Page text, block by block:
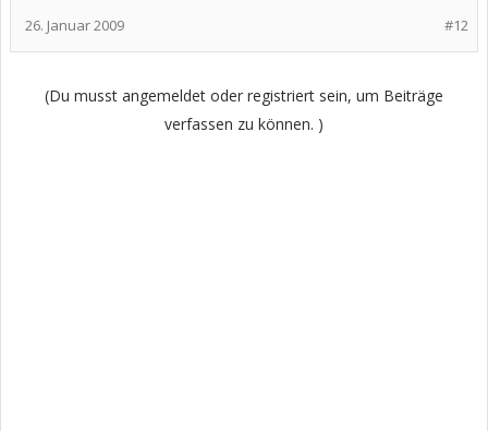
#12
26. Januar 2009
(Du musst angemeldet oder registriert sein, um Beiträge
verfassen zu können. )